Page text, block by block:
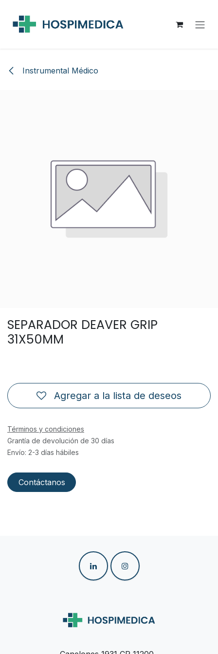
Instrumental Médico
SEPARADOR DEAVER GRIP
31X50MM
Agregar a la lista de deseos
Términos y condiciones
Grantía de devolución de 30 días
Envío: 2-3 días hábiles
Contáctanos